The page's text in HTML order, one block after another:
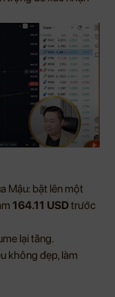
Mậu: bật lên một
164.11 USDtrước
lại tăng.
không đẹp, làm